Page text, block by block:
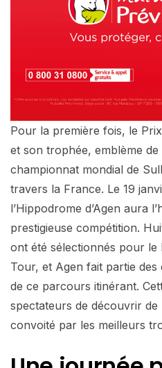
Pour la première fois, le
et son trophée, emblème de
championnat mondial de
travers la France. Le 19
l’Hippodrome d’Agen aura
prestigieuse compétition.
ont été sélectionnés pour le
Tour, et Agen fait partie
de ce parcours itinérant.
spectateurs de découvrir
convoité par les meilleurs